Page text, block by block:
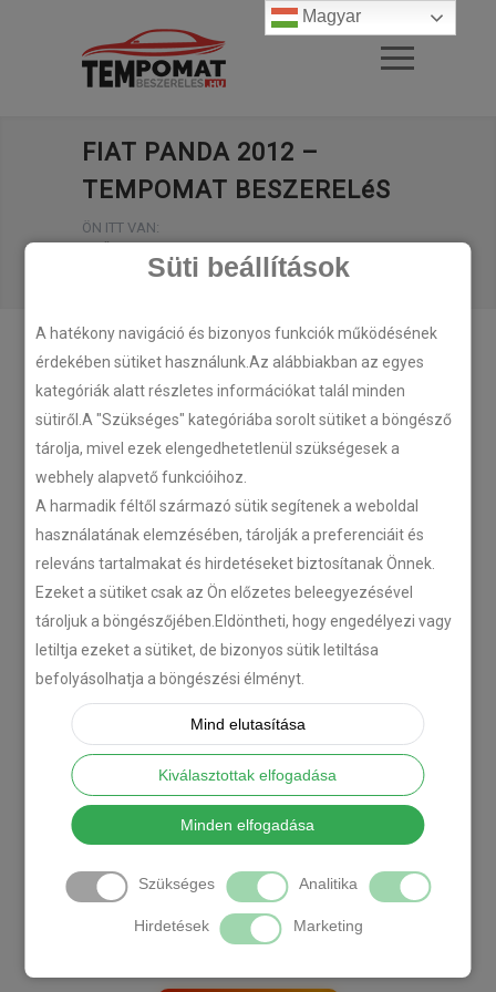
Süti beállítások
A hatékony navigáció és bizonyos funkciók működésének
érdekében sütiket használunk.Az alábbiakban az egyes
kategóriák alatt részletes információkat talál minden
sütiről.A "Szükséges" kategóriába sorolt sütiket a böngésző
tárolja, mivel ezek elengedhetetlenül szükségesek a
webhely alapvető funkcióihoz.
A harmadik féltől származó sütik segítenek a weboldal
használatának elemzésében, tárolják a preferenciáit és
releváns tartalmakat és hirdetéseket biztosítanak Önnek.
Ezeket a sütiket csak az Ön előzetes beleegyezésével
tároljuk a böngészőjében.Eldöntheti, hogy engedélyezi vagy
letiltja ezeket a sütiket, de bizonyos sütik letiltása
befolyásolhatja a böngészési élményt.
Mind elutasítása
Kiválasztottak elfogadása
Minden elfogadása
Szükséges Analitika
Hirdetések Marketing
FIAT PANDA 2012 –
TEMPOMAT BESZERELéS
ÖN ITT VAN:
FIAT PANDA 2012 – TEMPOMAT BESZERELéS
Önnek is ilyen autója van?
Magyar